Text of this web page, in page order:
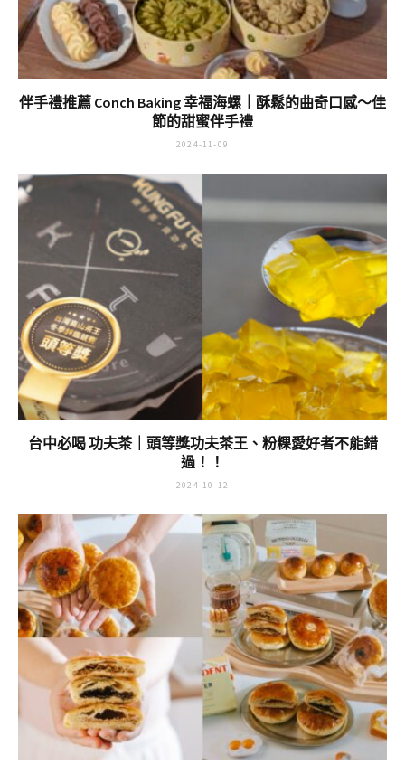
伴手禮推薦 Conch Baking 幸福海螺｜酥鬆的曲奇口感～佳
節的甜蜜伴手禮
2024-11-09
台中必喝 功夫茶｜頭等獎功夫茶王、粉粿愛好者不能錯
過！！
2024-10-12